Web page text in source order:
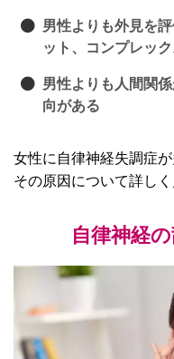
男性よりも外見を
ット、コンプレッ
男性よりも人間関
向がある
女性に自律神経失調症
その原因について詳しく
自律神経